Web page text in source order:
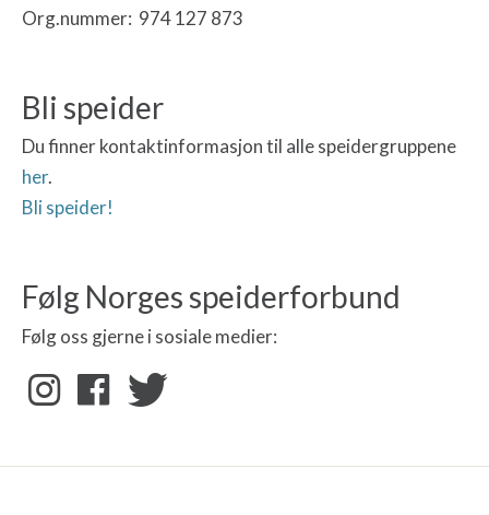
Org.nummer: 974 127 873
Bli speider
Du finner kontaktinformasjon til alle speidergruppene
her.
Bli speider!
Følg Norges speiderforbund
Følg oss gjerne i sosiale medier: